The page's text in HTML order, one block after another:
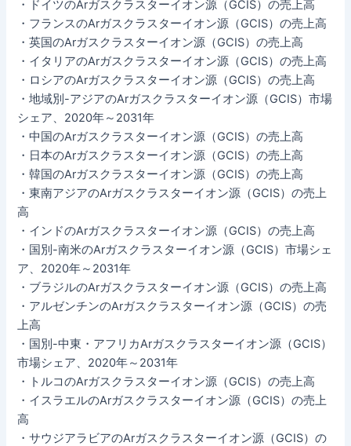
・ドイツのArガスクラスターイオン源（GCIS）の売上高
・フランスのArガスクラスターイオン源（GCIS）の売上高
・英国のArガスクラスターイオン源（GCIS）の売上高
・イタリアのArガスクラスターイオン源（GCIS）の売上高
・ロシアのArガスクラスターイオン源（GCIS）の売上高
・地域別-アジアのArガスクラスターイオン源（GCIS）市場
シェア、2020年～2031年
・中国のArガスクラスターイオン源（GCIS）の売上高
・日本のArガスクラスターイオン源（GCIS）の売上高
・韓国のArガスクラスターイオン源（GCIS）の売上高
・東南アジアのArガスクラスターイオン源（GCIS）の売上
高
・インドのArガスクラスターイオン源（GCIS）の売上高
・国別-南米のArガスクラスターイオン源（GCIS）市場シェ
ア、2020年～2031年
・ブラジルのArガスクラスターイオン源（GCIS）の売上高
・アルゼンチンのArガスクラスターイオン源（GCIS）の売
上高
・国別-中東・アフリカArガスクラスターイオン源（GCIS）
市場シェア、2020年～2031年
・トルコのArガスクラスターイオン源（GCIS）の売上高
・イスラエルのArガスクラスターイオン源（GCIS）の売上
高
・サウジアラビアのArガスクラスターイオン源（GCIS）の